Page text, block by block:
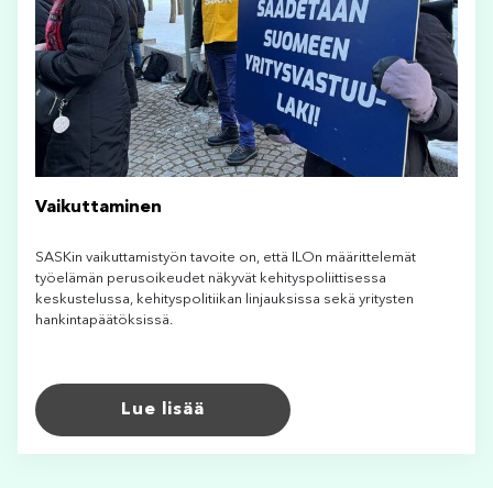
Vaikuttaminen
SASKin vaikuttamistyön tavoite on, että ILOn määrittelemät
työelämän perusoikeudet näkyvät kehityspoliittisessa
keskustelussa, kehityspolitiikan linjauksissa sekä yritysten
hankintapäätöksissä.
Lue lisää